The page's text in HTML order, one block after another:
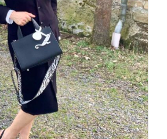
des
Das „Elegante
von Marc Cain